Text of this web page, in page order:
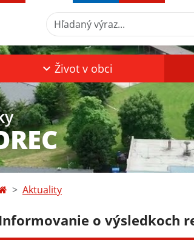
Hľadaný výraz...
Život v obci
Aktuality
Informovanie o výsledkoch